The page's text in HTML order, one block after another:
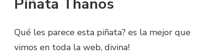
Piñata Thanos
Qué les parece esta piñata? es la mejor que
vimos en toda la web, divina!